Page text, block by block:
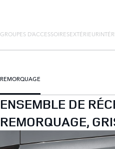
GROUPES D’ACCESSOIRESEXTÉRIEUR
REMORQUAGE
ENSEMBLE DE
REMORQUAGE,